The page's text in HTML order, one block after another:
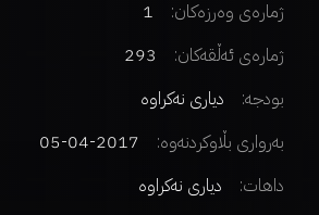
ژمارەی وەرزەکان:
1
ژمارەی ئەڵقەکان:
293
بودجە:
دیاری نەکراوە
بەرواری بڵاوکردنەوە:
2017-04-05
داهات:
دیاری نەکراوە